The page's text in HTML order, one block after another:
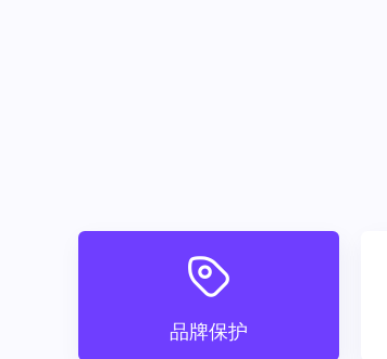
品牌保护